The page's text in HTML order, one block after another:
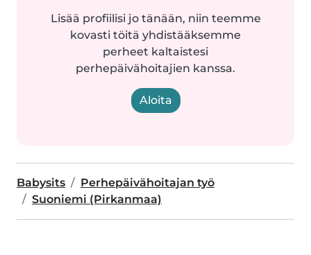
Lisää profiilisi jo tänään, niin teemme
kovasti töitä yhdistääksemme
perheet kaltaistesi
perhepäivähoitajien kanssa.
Aloita
Babysits
Perhepäivähoitajan työ
Suoniemi (Pirkanmaa)